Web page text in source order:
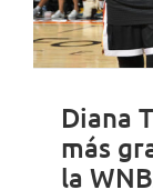
Diana
más
la